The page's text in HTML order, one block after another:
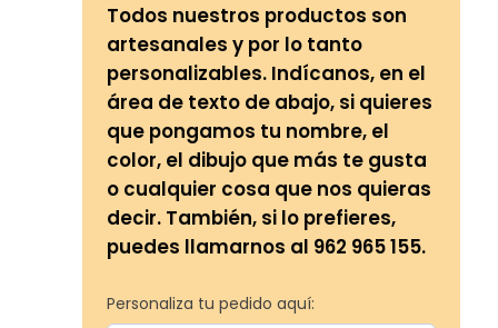
Todos nuestros productos son
artesanales y por lo tanto
personalizables. Indícanos, en el
área de texto de abajo, si quieres
que pongamos tu nombre, el
color, el dibujo que más te gusta
o cualquier cosa que nos quieras
decir. También, si lo prefieres,
puedes llamarnos al 962 965 155.
Personaliza tu pedido aquí: